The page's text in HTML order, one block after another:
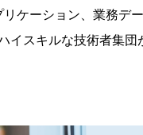
ケーション、業務
イスキルな技術者集団